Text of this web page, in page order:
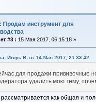
Продам инструмент для
#3 : 15 Мая 2017, 06:15:18 »
Игорь В. от 14 Мая 2017, 21:33:42
для продажи прививочные
удалить мою тему,
как общая и